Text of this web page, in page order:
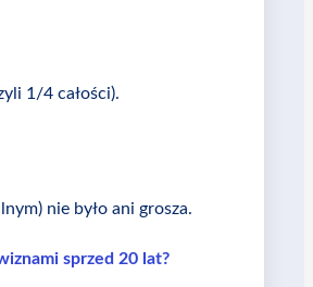
1/4 całości).
nie było ani grosza.
sprzed 20 lat?